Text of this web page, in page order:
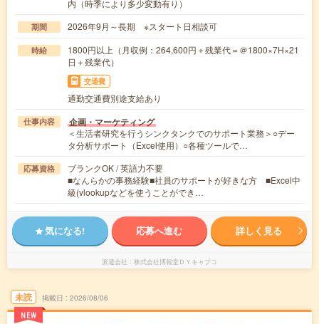
内（時季により多少変動有り）
期間 2026年9月～長期 ※スタート日相談可
時給
1800円以上（月収例：264,600円＋残業代＝＠1800×7H×21
日＋残業代）
交通費
通勤交通費別途支給あり
仕事内容 企画・マーケティング
＜生活者研究を行うシンクタンクでのサポート業務＞○デー
タ分析サポート（Excel使用）○各種ツールで…
応募資格
ブランクOK / 英語力不要
■なんらかの事務経験■社員のサポートが好きな方 ■Excel中
級(vlookupなどを使うことができ…
気になる! 応募へ進む 詳しく見る
派遣会社 株式会社博報堂ＤＹキャプコ
未読
NEW
掲載日 2026/08/06